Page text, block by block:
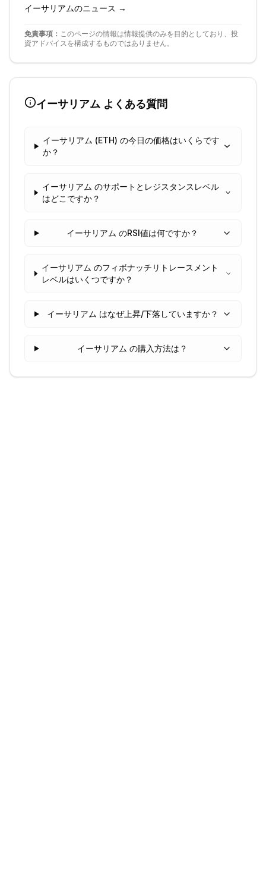
イーサリアムのニュース →
免責事項： このページの情報は情報提供のみを目的としており、投
資アドバイスを構成するものではありません。
イーサリアム よくある質問
イーサリアム (ETH) の今日の価格はいくらです
か？
イーサリアム のサポートとレジスタンスレベル
はどこですか？
イーサリアム のRSI値は何ですか？
イーサリアム のフィボナッチリトレースメント
レベルはいくつですか？
イーサリアム はなぜ上昇/下落していますか？
イーサリアム の購入方法は？